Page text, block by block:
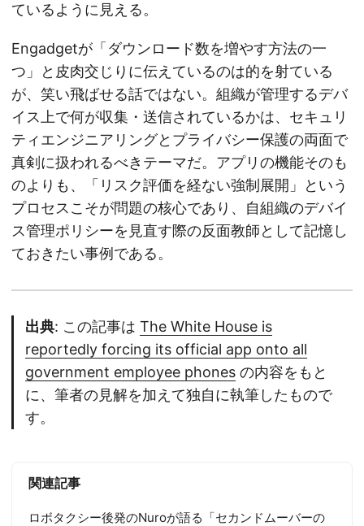
ているように見える。
Engadgetが「ダウンロード数を増やす方法の一
つ」と皮肉交じりに伝えているのは的を射ている
が、笑い飛ばせる話ではない。組織が管理するデバ
イス上で何が収集・送信されているかは、セキュリ
ティエンジニアリングとプライバシー保護の両面で
真剣に扱われるべきテーマだ。アプリの機能そのも
のよりも、「リスク評価を経ない強制展開」という
プロセスこそが問題の核心であり、自組織のデバイ
ス管理ポリシーを見直す際の反面教師として記憶し
ておきたい事例である。
出典: この記事は The White House is
reportedly forcing its official app onto all
government employee phones の内容をもと
に、筆者の見解を加えて独自に執筆したもので
す。
関連記事
ロボタクシー後発のNuroが語る「セカンドムーバーの